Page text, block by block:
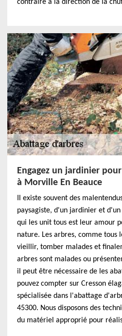
contraire à la direction de la
Engagez un jardinier
à Morville En Beauce
Il existe souvent des
paysagiste, d'un jardinier et
qui les unit tous est leur amour
nature. Les arbres, comme tous
vieillir, tomber malades et
arbres sont malades ou
il peut être nécessaire de les
pouvez compter sur Cresson
spécialisée dans l'abattage
45300. Nous disposons des
du matériel approprié pour